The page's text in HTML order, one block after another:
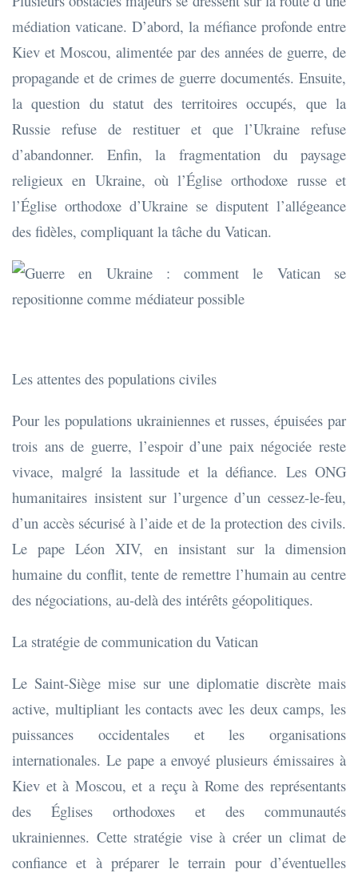
médiation vaticane. D’abord, la méfiance profonde entre
Kiev et Moscou, alimentée par des années de guerre, de
propagande et de crimes de guerre documentés. Ensuite,
la question du statut des territoires occupés, que la
Russie refuse de restituer et que l’Ukraine refuse
d’abandonner. Enfin, la fragmentation du paysage
religieux en Ukraine, où l’Église orthodoxe russe et
l’Église orthodoxe d’Ukraine se disputent l’allégeance
des fidèles, compliquant la tâche du Vatican.
Les attentes des populations civiles
Pour les populations ukrainiennes et russes, épuisées par
trois ans de guerre, l’espoir d’une paix négociée reste
vivace, malgré la lassitude et la défiance. Les ONG
humanitaires insistent sur l’urgence d’un cessez-le-feu,
d’un accès sécurisé à l’aide et de la protection des civils.
Le pape Léon XIV, en insistant sur la dimension
humaine du conflit, tente de remettre l’humain au centre
des négociations, au-delà des intérêts géopolitiques.
La stratégie de communication du Vatican
Le Saint-Siège mise sur une diplomatie discrète mais
active, multipliant les contacts avec les deux camps, les
puissances occidentales et les organisations
internationales. Le pape a envoyé plusieurs émissaires à
Kiev et à Moscou, et a reçu à Rome des représentants
des Églises orthodoxes et des communautés
ukrainiennes. Cette stratégie vise à créer un climat de
confiance et à préparer le terrain pour d’éventuelles